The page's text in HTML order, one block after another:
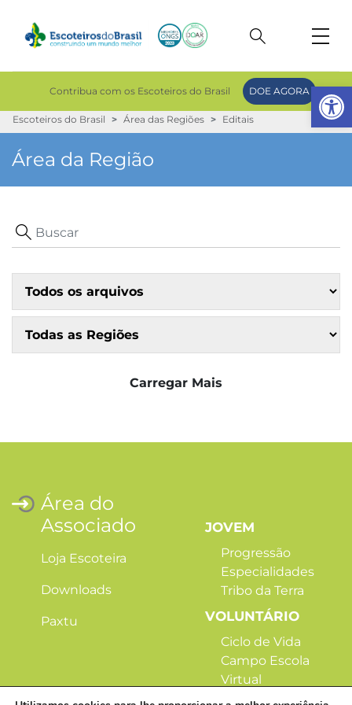
Contribua com os Escoteiros do Brasil DOE AGORA
Escoteiros do Brasil Área das Regiões Editais
Área da Região
Carregar Mais
Área do
Associado
Loja Escoteira
Downloads
Paxtu
JOVEM
Progressão
Especialidades
Tribo da Terra
VOLUNTÁRIO
Ciclo de Vida
Campo Escola
Virtual